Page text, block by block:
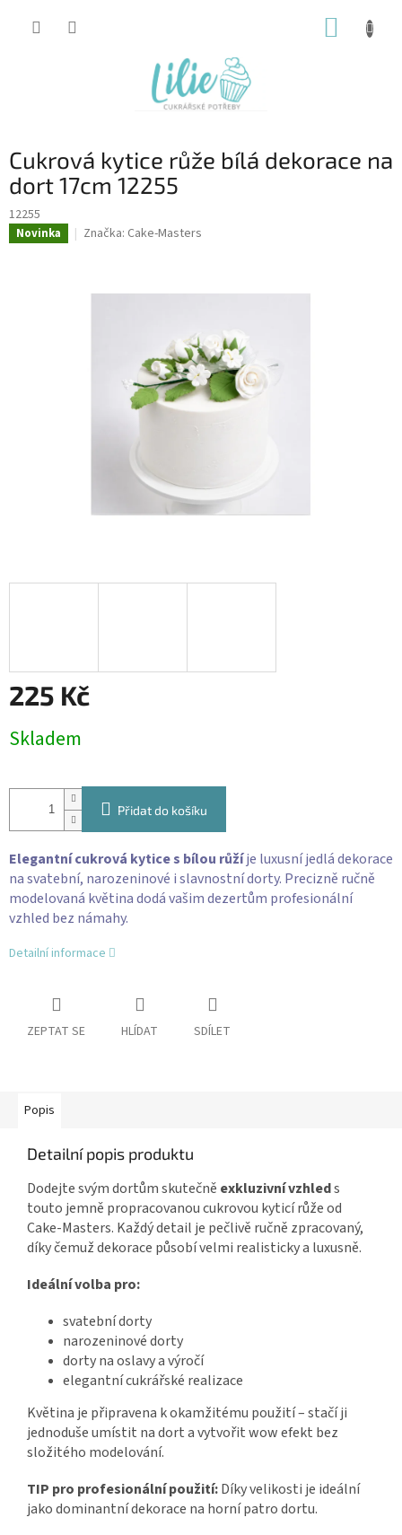
Cukrová kytice růže bílá dekorace na
dort 17cm 12255
12255
Novinka Značka: Cake-Masters
225 Kč
cena:
Skladem
Přidat do košíku
Elegantní cukrová kytice s bílou růžíje luxusní jedlá dekorace
na svatební, narozeninové i slavnostní dorty. Precizně ručně
modelovaná květina dodá vašim dezertům profesionální
vzhled bez námahy.
Detailní informace
ZEPTAT SE HLÍDAT SDÍLET
Popis
Detailní popis produktu
Dodejte svým dortům skutečně exkluzivní vzhleds
touto jemně propracovanou cukrovou kyticí růže od
Cake-Masters. Každý detail je pečlivě ručně zpracovaný,
díky čemuž dekorace působí velmi realisticky a luxusně.
Ideální volba pro:
svatební dorty
narozeninové dorty
dorty na oslavy a výročí
elegantní cukrářské realizace
Květina je připravena k okamžitému použití – stačí ji
jednoduše umístit na dort a vytvořit wow efekt bez
složitého modelování.
TIP pro profesionální použití:Díky velikosti je ideální
jako dominantní dekorace na horní patro dortu.